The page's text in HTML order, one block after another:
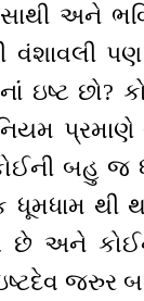
અને
વંશાવલી
ઇષ્ટ છો?
બહુ જ
થી
અને
જરુર